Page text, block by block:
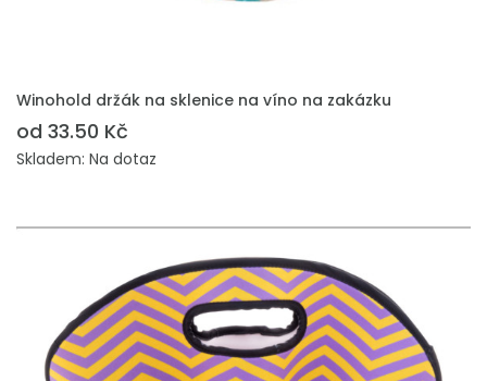
PŘIDAT DO POPTÁVKY
Winohold držák na sklenice na víno na zakázku
od 33.50 Kč
Skladem: Na dotaz